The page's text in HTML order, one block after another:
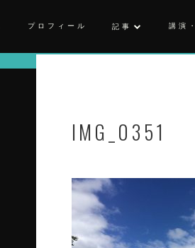
プロフィール 記事 講演
IMG_0351